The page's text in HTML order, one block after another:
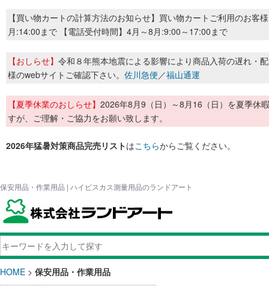
【買い物カートの計算方法のお知らせ】買い物カートご利用のお客
月:14:00まで 【電話受付時間】4月～8月:9:00～17:00まで
【おしらせ】 令和８年熊本地震による影響により商品入荷の遅れ・
様のwebサイトご確認下さい。 佐川急便／福山通運
【夏季休業のおしらせ】 2026年8月9（日）～8月16（日）を夏季休
すが、ご理解・ご協力をお願い致します。
2026年猛暑対策商品完売リストはこちらからご覧ください。
保安用品・作業用品 | ハイビスカス測量用品のランドアート
HOME > 保安用品・作業用品